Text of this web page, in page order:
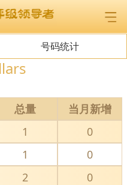
号码统计
总量
当月新增
1
0
1
0
2
0